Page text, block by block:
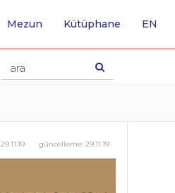
Mezun Kütüphane EN
güncelleme: 29.11.19
29.11.19